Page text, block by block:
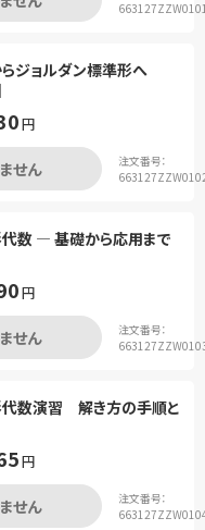
ジョルダン標準形へ
円
せん
注文番号：
数 ― 基礎から応用まで
円
せん
注文番号：
数演習 解き方の手順と
円
せん
注文番号：